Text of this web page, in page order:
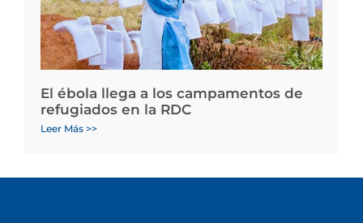
El ébola llega a los campamentos de
refugiados en la RDC
Leer Más >>